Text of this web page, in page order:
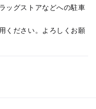
ッグストアなどへの駐車
ください。よろしくお願